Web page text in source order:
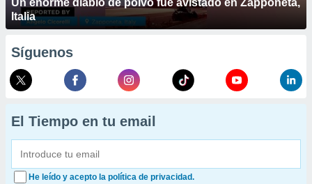
Un enorme diablo de polvo fue avistado en Zapponeta,
Italia
Síguenos
El Tiempo en tu email
He leído y acepto la política de privacidad.